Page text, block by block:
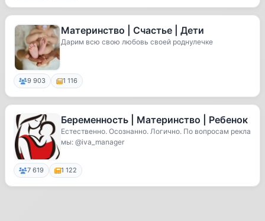
Материнство | Счастье | Дети
Дарим всю свою любовь своей роднулечке
9 903 1 116
Беременность | Материнство | Ребенок
Естественно. Осознанно. Логично. По вопросам рекла
мы: @iva_manager
7 619 1 122